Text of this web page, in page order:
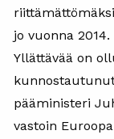
jo vuonna 2014.
Yllättävää on
pääministeri
vastoin